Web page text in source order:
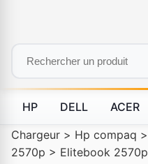
HP DELL ACER
Chargeur > Hp compaq >
2570p > Elitebook 2570p